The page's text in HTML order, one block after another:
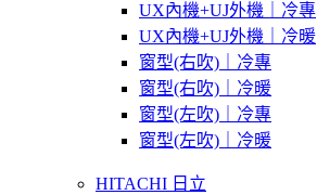
UX內機+UJ外機｜冷專
UX內機+UJ外機｜冷暖
窗型(右吹)｜冷專
窗型(右吹)｜冷暖
窗型(左吹)｜冷專
窗型(左吹)｜冷暖
HITACHI 日立